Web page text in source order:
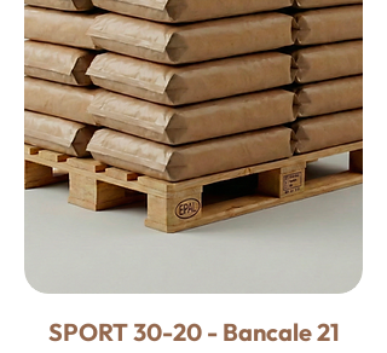
SPORT 30-20 - Bancale 21